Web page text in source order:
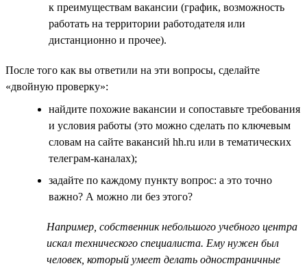
к преимуществам вакансии (график, возможность
работать на территории работодателя или
дистанционно и прочее).
После того как вы ответили на эти вопросы, сделайте
«двойную проверку»:
найдите похожие вакансии и сопоставьте требования
и условия работы (это можно сделать по ключевым
словам на сайте вакансий hh.ru или в тематических
телеграм-каналах);
задайте по каждому пункту вопрос: а это точно
важно? А можно ли без этого?
Например, собственник небольшого учебного центра
искал технического специалиста. Ему нужен был
человек, который умеет делать одностраничные